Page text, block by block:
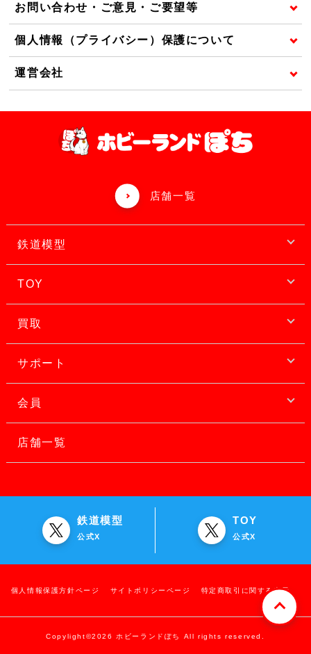
お問い合わせ・ご意見・ご要望等
個人情報（プライバシー）保護について
運営会社
店舗一覧
鉄道模型
TOY
買取
サポート
会員
店舗一覧
鉄道模型
公式X
TOY
公式X
個人情報保護方針ページ サイトポリシーページ 特定商取引に関する表示
Copylight©2026 ホビーランドぽち All rights reserved.